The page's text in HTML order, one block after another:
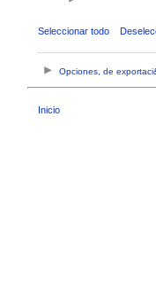
Seleccionar todo
Opciones, de
Inicio